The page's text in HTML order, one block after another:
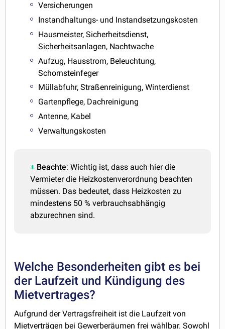
Versicherungen
Instandhaltungs- und Instandsetzungskosten
Hausmeister, Sicherheitsdienst,
Sicherheitsanlagen, Nachtwache
Aufzug, Hausstrom, Beleuchtung,
Schornsteinfeger
Müllabfuhr, Straßenreinigung, Winterdienst
Gartenpflege, Dachreinigung
Antenne, Kabel
Verwaltungskosten
Beachte: Wichtig ist, dass auch hier die
Vermieter die Heizkostenverordnung beachten
müssen. Das bedeutet, dass Heizkosten zu
mindestens 50 % verbrauchsabhängig
abzurechnen sind.
Welche Besonderheiten gibt es bei
der Laufzeit und Kündigung des
Mietvertrages?
Aufgrund der Vertragsfreiheit ist die Laufzeit von
Mietverträgen bei Gewerberäumen frei wählbar. Sowohl